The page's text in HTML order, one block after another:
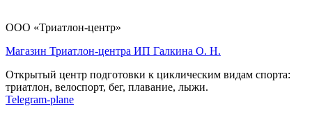
ООО «Триатлон-центр»
Магазин Триатлон-центра ИП Галкина О. Н.
Открытый центр подготовки к циклическим видам спорта:
триатлон, велоспорт, бег, плавание, лыжи.
Telegram-plane